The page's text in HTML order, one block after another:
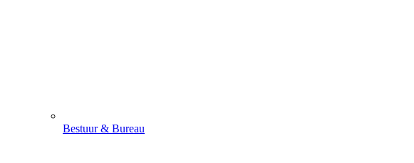
Bestuur & Bureau